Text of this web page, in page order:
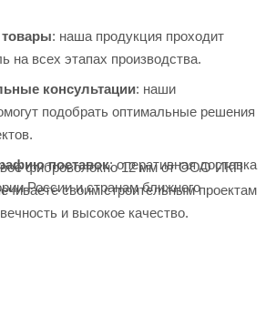
: наша продукция проходит
на всех этапах производства.
консультации: наши
подобрать оптимальные решения
поставок: оперативная доставка
России и странам ближнего
фиброволокно 12 мм от ООО ИКП
своим строительным проектам
и высокое качество.